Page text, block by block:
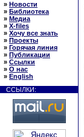
» Новости
» Библиотека
» Медиа
» X-files
» Хочу все знать
» Проекты
» Горячая линия
» Публикации
» Ссылки
» О нас
» English
ССЫЛКИ: